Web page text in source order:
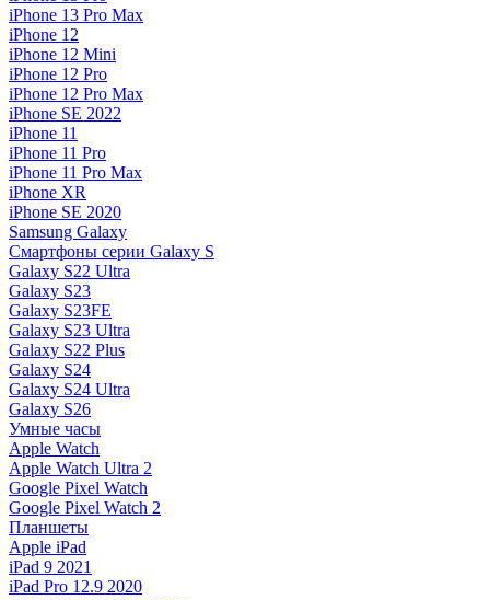
iPhone 13 Pro Max
iPhone 12
iPhone 12 Mini
iPhone 12 Pro
iPhone 12 Pro Max
iPhone SE 2022
iPhone 11
iPhone 11 Pro
iPhone 11 Pro Max
iPhone XR
iPhone SE 2020
Samsung Galaxy
Смартфоны серии Galaxy S
Galaxy S22 Ultra
Galaxy S23
Galaxy S23FE
Galaxy S23 Ultra
Galaxy S22 Plus
Galaxy S24
Galaxy S24 Ultra
Galaxy S26
Умные часы
Apple Watch
Apple Watch Ultra 2
Google Pixel Watch
Google Pixel Watch 2
Планшеты
Apple iPad
iPad 9 2021
iPad Pro 12.9 2020